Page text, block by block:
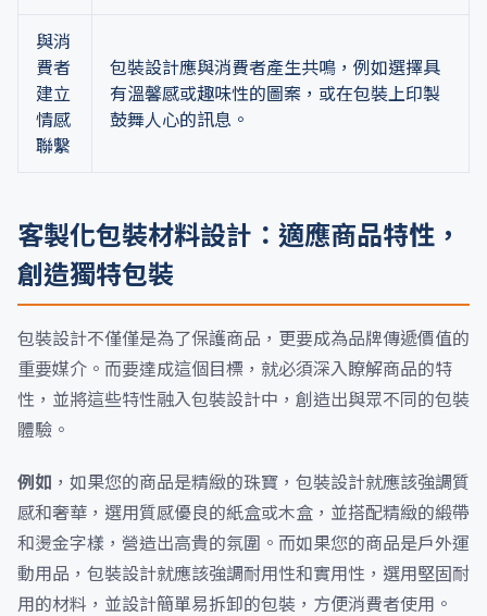
與消
費者
建立
情感
聯繫
包裝設計應與消費者產生共鳴，例如選擇具
有溫馨感或趣味性的圖案，或在包裝上印製
鼓舞人心的訊息。
客製化包裝材料設計：適應商品特性，
創造獨特包裝
包裝設計不僅僅是為了保護商品，更要成為品牌傳遞價值的
重要媒介。而要達成這個目標，就必須深入瞭解商品的特
性，並將這些特性融入包裝設計中，創造出與眾不同的包裝
體驗。
例如 ，如果您的商品是精緻的珠寶，包裝設計就應該強調質
感和奢華，選用質感優良的紙盒或木盒，並搭配精緻的緞帶
和燙金字樣，營造出高貴的氛圍。而如果您的商品是戶外運
動用品，包裝設計就應該強調耐用性和實用性，選用堅固耐
用的材料，並設計簡單易拆卸的包裝，方便消費者使用。